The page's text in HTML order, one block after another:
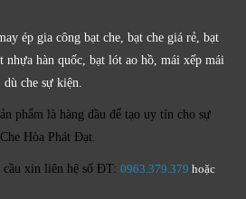
ép gia công bạt che, bạt che giá rẻ, bạt
nhựa hàn quốc, bạt lót ao hồ, mái xếp mái
che sự kiện.
phẩm là hàng đầu để tạo uy tín cho sự
Hòa Phát Đạt.
cầu xin liên hệ số ĐT: 0963.379.379 hoặc